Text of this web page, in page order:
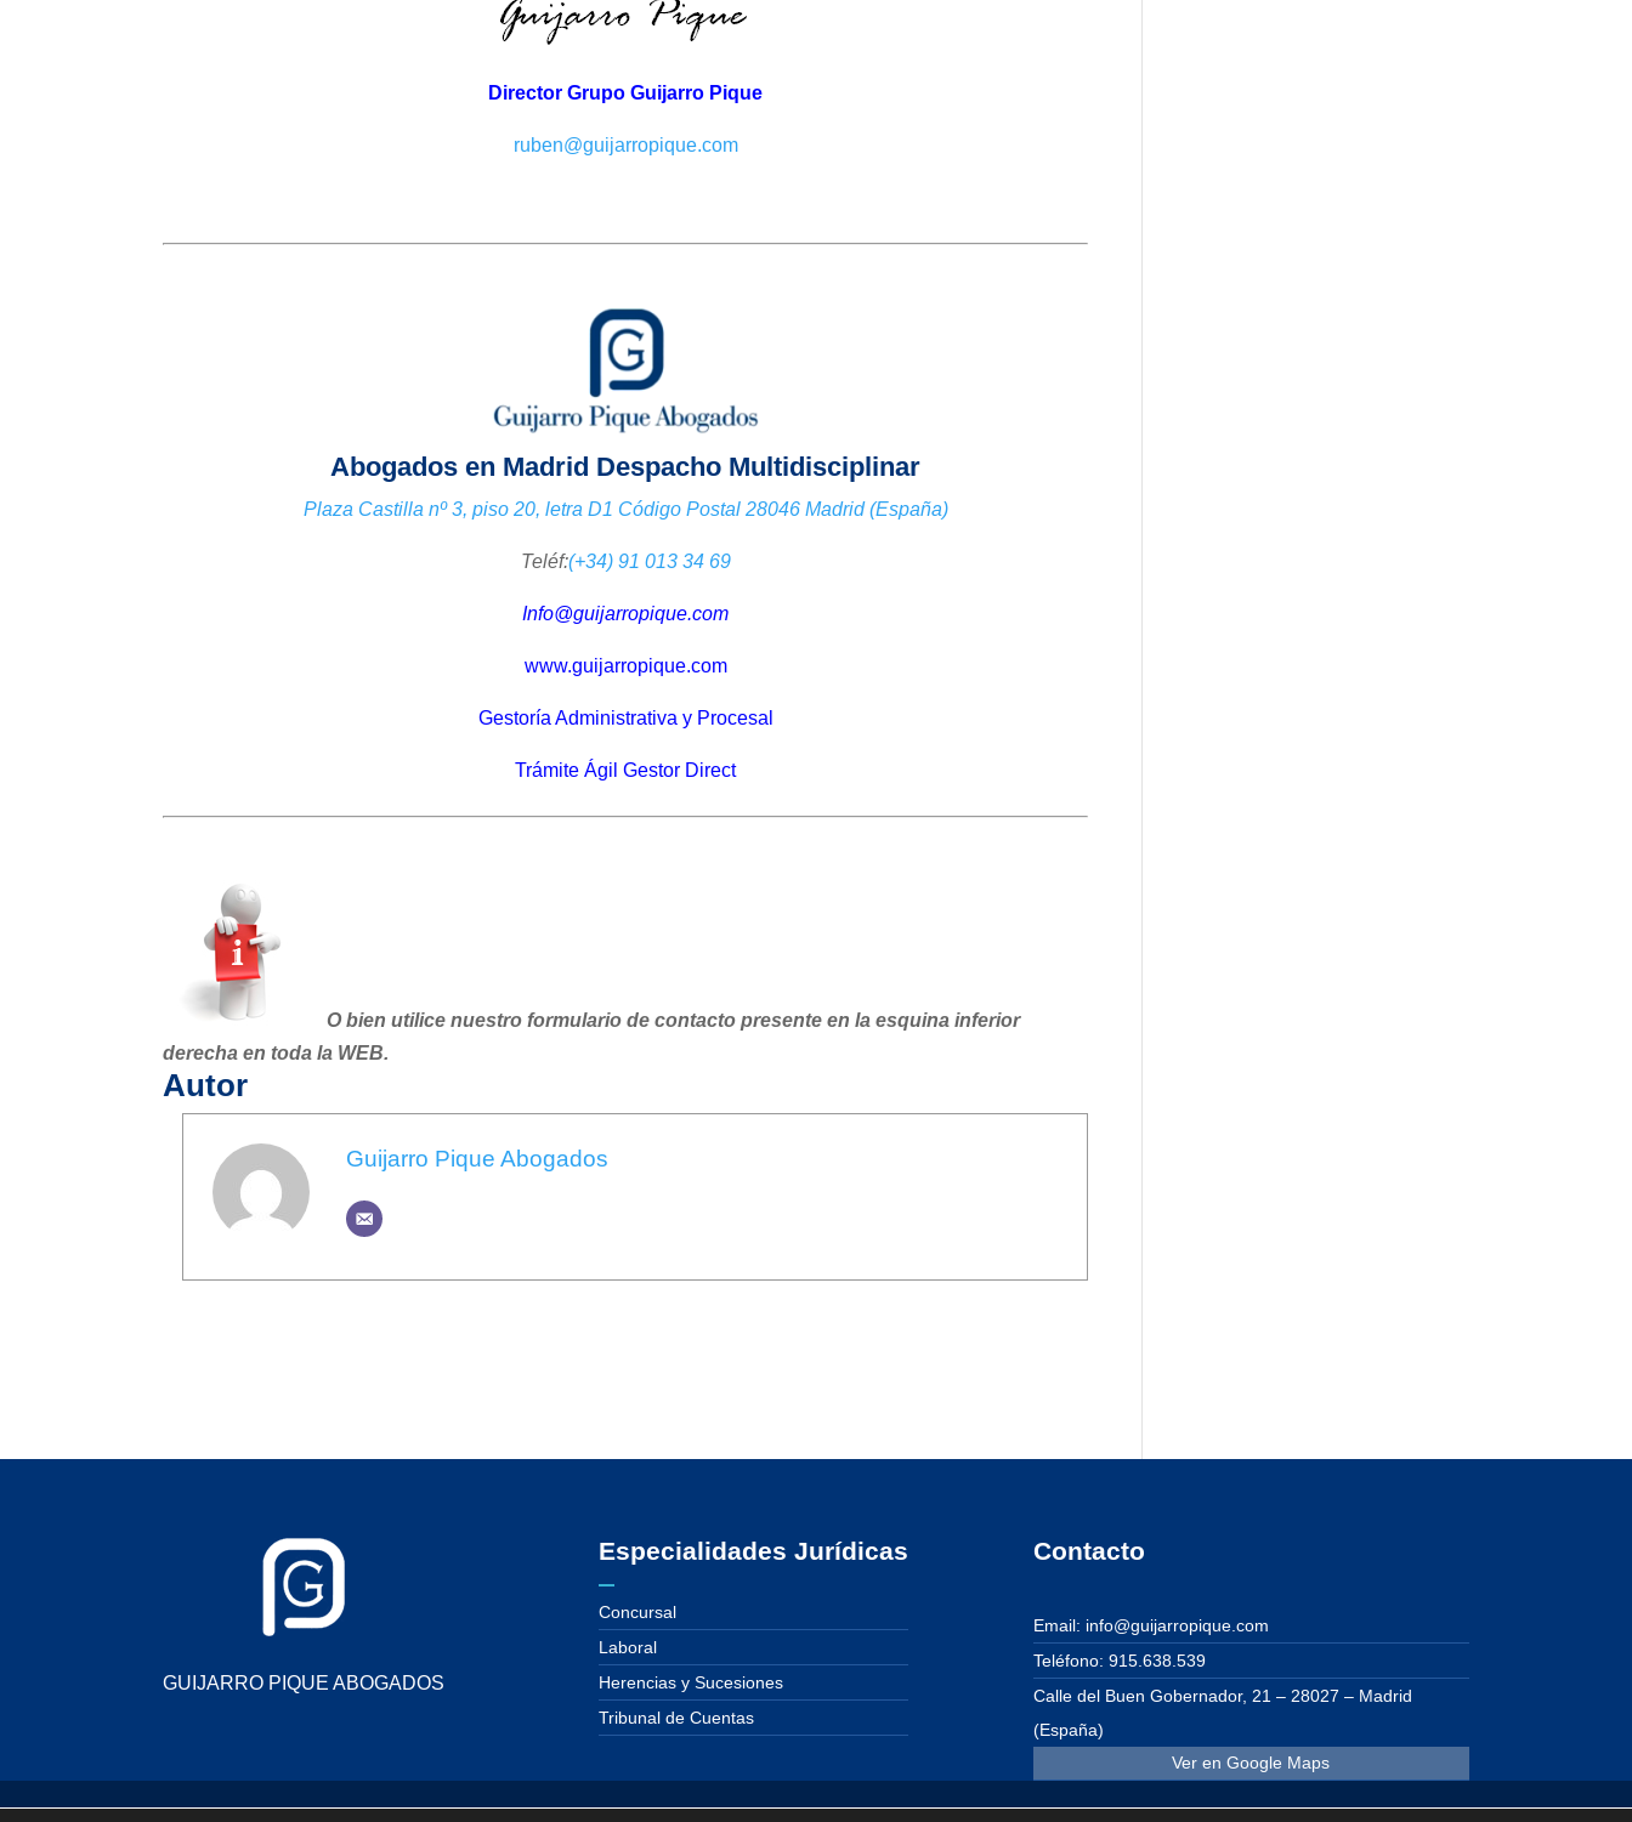
Director Grupo Guijarro Pique
ruben@guijarropique.com
Abogados en Madrid Despacho Multidisciplinar
Plaza Castilla nº 3, piso 20, letra D1 Código Postal 28046 Madrid (España)
Teléf:(+34) 91 013 34 69
Info@guijarropique.com
www.guijarropique.com
Gestoría Administrativa y Procesal
Trámite Ágil Gestor Direct
O bien utilice nuestro formulario de contacto presente en la esquina inferior
derecha en toda la WEB.
Autor
Guijarro Pique Abogados
GUIJARRO PIQUE ABOGADOS
Especialidades Jurídicas
Concursal
Laboral
Herencias y Sucesiones
Tribunal de Cuentas
Contacto
Email: info@guijarropique.com
Teléfono: 915.638.539
Calle del Buen Gobernador, 21 – 28027 – Madrid
(España)
Ver en Google Maps
© 2026 Grupo Guijarro Pique. Todos los derechos reservados. ·info@guijarropique.com·915.638.539